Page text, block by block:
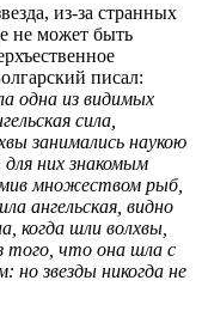
из-за странных
не может быть
писал:
одна из видимых
сила,
занимались наукою
для них знакомым
множеством рыб,
ангельская, видно
когда шли волхвы,
того, что она шла с
но звезды никогда не